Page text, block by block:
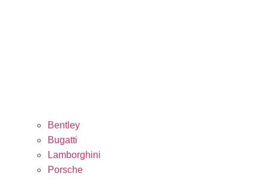
Bentley
Bugatti
Lamborghini
Porsche